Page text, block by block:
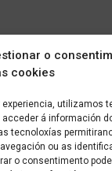
o
cookies
experiencia, utilizamos
á información
tecnoloxías
ou as
o consentimento